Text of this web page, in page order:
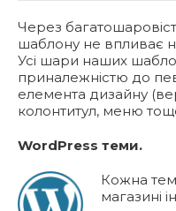
Через
шаблону не впливає
Усі шари наших
приналежністю до
елемента дизайну
колонтитул, меню
WordPress теми.
Кожна
магазині